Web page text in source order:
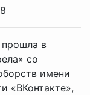
прошла в
со
имени
«ВКонтакте»,